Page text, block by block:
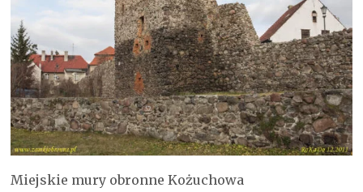
Miejskie mury obronne Kożuchowa